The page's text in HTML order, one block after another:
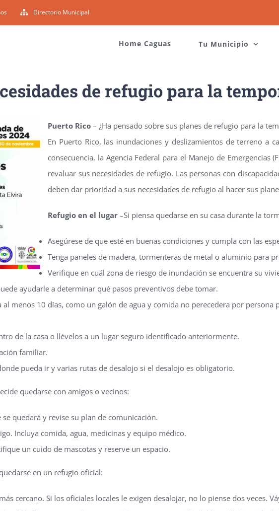
Directorio Municipal
Home Caguas Tu Municipio
de refugio para la
Puerto Rico – ¿Ha pensado sobre sus planes de refugio para la
En Puerto Rico, las inundaciones y deslizamientos de terreno a
consecuencia, la Agencia Federal para el Manejo de Emergencias
revaluar sus necesidades de refugio. Las personas con
deben dar prioridad a sus necesidades de refugio al hacer sus
Refugio en el lugar –Si piensa quedarse en su casa durante la
Asegúrese de que esté en buenas condiciones y cumpla con las
Tenga paneles de madera, tormenteras de metal o aluminio para
Verifique en cuál zona de riesgo de inundación se encuentra su
ayudarle a determinar qué pasos preventivos debe tomar.
menos 10 días, como un galón de agua y comida no perecedera por
de la casa o llévelos a un lugar seguro identificado anteriormente.
familiar.
pueda ir y varias rutas de desalojo si el desalojo es obligatorio.
quedarse con amigos o vecinos:
quedará y revise su plan de comunicación.
Incluya comida, agua, medicinas y equipo médico.
un cuido de mascotas y reserve un espacio.
en un refugio oficial:
cercano. Si los oficiales locales le exigen desalojar, no lo piense dos veces.